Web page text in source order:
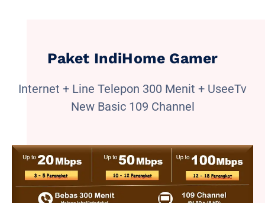
Paket IndiHome Gamer
Internet + Line Telepon 300 Menit + UseeTv
New Basic 109 Channel